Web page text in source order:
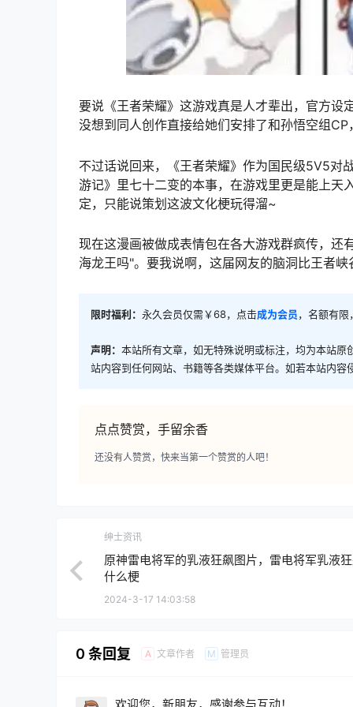
要说《王者荣耀》这游戏真是人才辈出，官方设
没想到同人创作直接给她们安排了和孙悟空组
不过话说回来，《王者荣耀》作为国民级5V5对
游记》里七十二变的本事，在游戏里更是能上天
定，只能说策划这波文化梗玩得溜~
现在这漫画被做成表情包在各大游戏群疯传，还
海龙王吗"。要我说啊，这届网友的脑洞比王者峡
限时福利： 永久会员仅需￥68，点击成为会员，名额有
声明： 本站所有文章，如无特殊说明或标注，均为本站
站内容到任何网站、书籍等各类媒体平台。如若本站内
点点赞赏，手留余香
还没有人赞赏，快来当第一个赞赏的人吧！
绅士资讯
原神雷电将军的乳液狂飙图片，雷电将军乳液
什么梗
2024-3-17 14:03:58
0 条回复 A 文章作者 M 管理员